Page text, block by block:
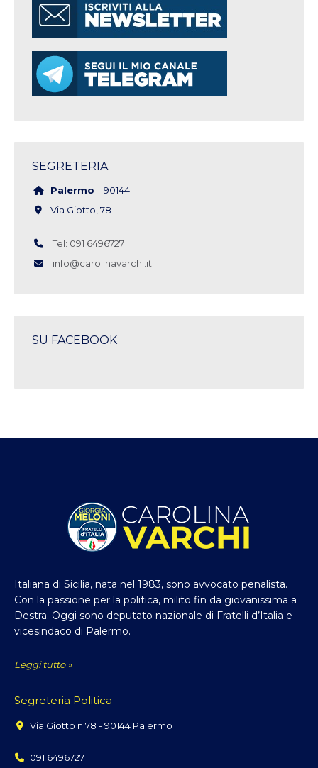
SEGRETERIA
Palermo – 90144
Via Giotto, 78
Tel: 091 6496727
info@carolinavarchi.it
SU FACEBOOK
Italiana di Sicilia, nata nel 1983, sono avvocato penalista.
Con la passione per la politica, milito fin da giovanissima a
Destra. Oggi sono deputato nazionale di Fratelli d’Italia e
vicesindaco di Palermo.
Leggi tutto »
Segreteria Politica
Via Giotto n.78 - 90144 Palermo
091 6496727